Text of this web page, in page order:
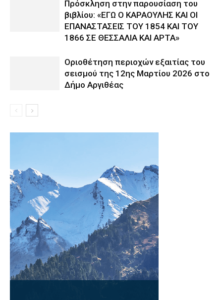
Πρόσκληση στην παρουσίαση του
βιβλίου: «ΕΓΩ Ο ΚΑΡΑΟΥΛΗΣ ΚΑΙ ΟΙ
ΕΠΑΝΑΣΤΑΣΕΙΣ ΤΟΥ 1854 ΚΑΙ ΤΟΥ
1866 ΣΕ ΘΕΣΣΑΛΙΑ ΚΑΙ ΑΡΤΑ»
Οριοθέτηση περιοχών εξαιτίας του
σεισμού της 12ης Μαρτίου 2026 στο
Δήμο Αργιθέας